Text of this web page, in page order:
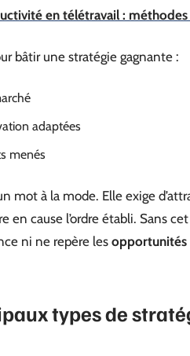
en télétravail :
bâtir une stratégie gagnante :
adaptées
menés
mot à la mode. Elle exige
en cause l’ordre établi. Sans
ni ne repère les
types de